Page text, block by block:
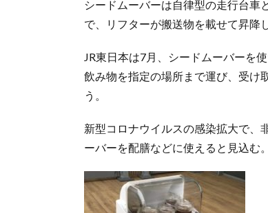
シードムーバーは自律型の走行台車
で、リフターが搬送物を載せて昇降
JR東日本は7月、シードムーバーを
飲み物を指定の場所まで運び、受け
う。
新型コロナウイルスの感染拡大で、
ーバーを配膳などに使えると見込む。